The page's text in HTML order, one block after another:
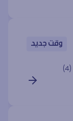
وقت جديد